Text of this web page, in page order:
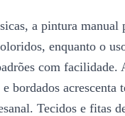
a pintura manual
enquanto o
com facilidade.
bordados acrescenta
Tecidos e fitas